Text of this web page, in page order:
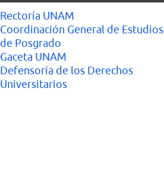
Rectoría UNAM
Coordinación General de Estudios
de Posgrado
Gaceta UNAM
Defensoría de los Derechos
Universitarios